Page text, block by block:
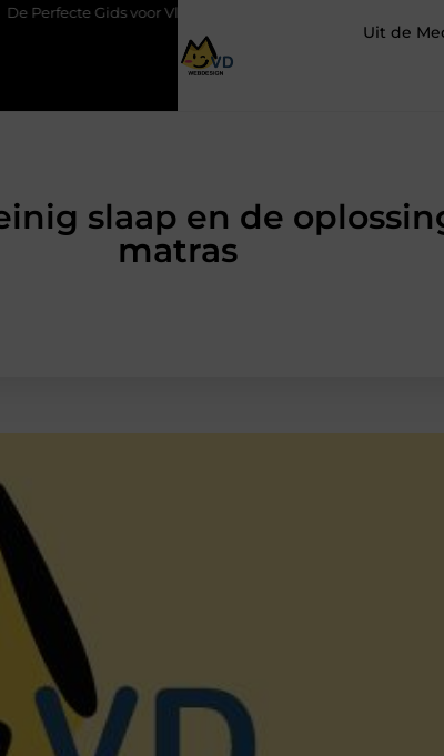
Vloerbedekking in Purmerend
Uit de
slaap en de
matras